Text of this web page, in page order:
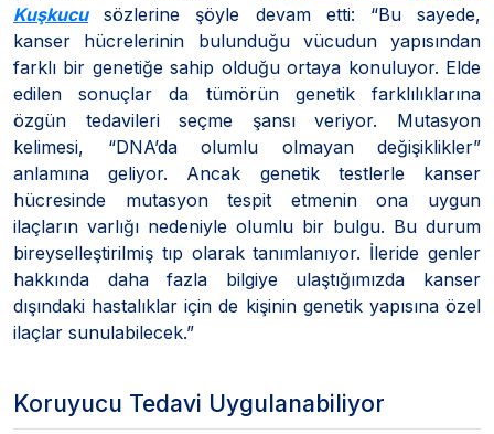
Kuşkucusözlerine şöyle devam etti: “Bu sayede,
kanser hücrelerinin bulunduğu vücudun yapısından
farklı bir genetiğe sahip olduğu ortaya konuluyor. Elde
edilen sonuçlar da tümörün genetik farklılıklarına
özgün tedavileri seçme şansı veriyor. Mutasyon
kelimesi, “DNA’da olumlu olmayan değişiklikler”
anlamına geliyor. Ancak genetik testlerle kanser
hücresinde mutasyon tespit etmenin ona uygun
ilaçların varlığı nedeniyle olumlu bir bulgu. Bu durum
bireyselleştirilmiş tıp olarak tanımlanıyor. İleride genler
hakkında daha fazla bilgiye ulaştığımızda kanser
dışındaki hastalıklar için de kişinin genetik yapısına özel
ilaçlar sunulabilecek.”
Koruyucu Tedavi Uygulanabiliyor